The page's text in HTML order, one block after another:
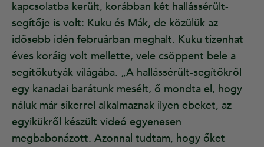
kapcsolatba került, korábban két hallássérült-
segítője is volt: Kuku és Mák, de közülük az
idősebb idén februárban meghalt. Kuku tizenhat
éves koráig volt mellette, vele csöppent bele a
segítőkutyák világába. „A hallássérült-segítőkről
egy kanadai barátunk mesélt, ő mondta el, hogy
náluk már sikerrel alkalmaznak ilyen ebeket, az
egyikükről készült videó egyenesen
megbabonázott. Azonnal tudtam, hogy őket